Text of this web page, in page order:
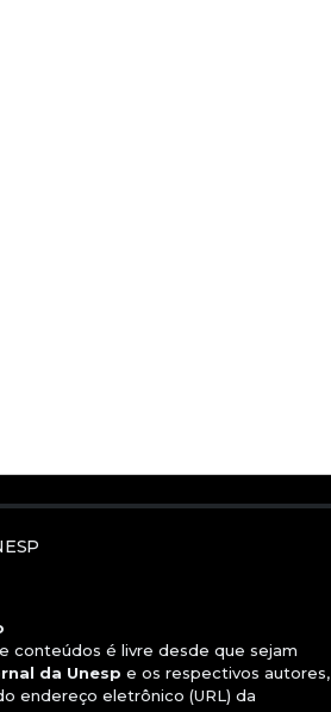
conteúdos é livre desde que sejam
da Unesp e os respectivos autores,
endereço eletrônico (URL) da